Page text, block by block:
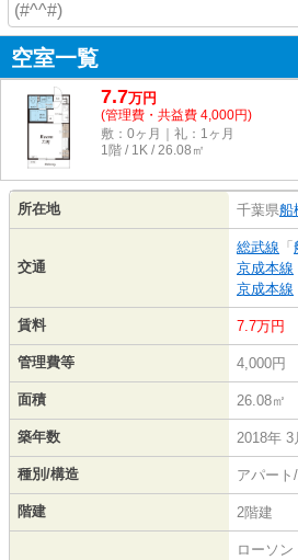
(#^^#)
空室一覧
7.7万円
(管理費・共益費 4,000円)
敷：0ヶ月｜礼：1ヶ月
1階 / 1K / 26.08㎡
所在地 千葉県船
交通
総武線 「
京成本線
京成本線
賃料 7.7万円
管理費等 4,000円
面積 26.08㎡
築年数 2018年 3
種別/構造 アパート
階建 2階建
ローソ